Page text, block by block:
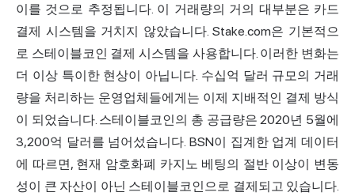
이를 것으로 추정됩니다. 이 거래량의 거의 대부분은 카드
결제 시스템을 거치지 않았습니다. Stake.com은 기본적으
로 스테이블코인 결제 시스템을 사용합니다. 이러한 변화는
더 이상 특이한 현상이 아닙니다. 수십억 달러 규모의 거래
량을 처리하는 운영업체들에게는 이제 지배적인 결제 방식
이 되었습니다. 스테이블코인의 총 공급량은 2020년 5월에
3,200억 달러를 넘어섰습니다. BSN이 집계한 업계 데이터
에 따르면, 현재 암호화폐 카지노 베팅의 절반 이상이 변동
성이 큰 자산이 아닌 스테이블코인으로 결제되고 있습니다.